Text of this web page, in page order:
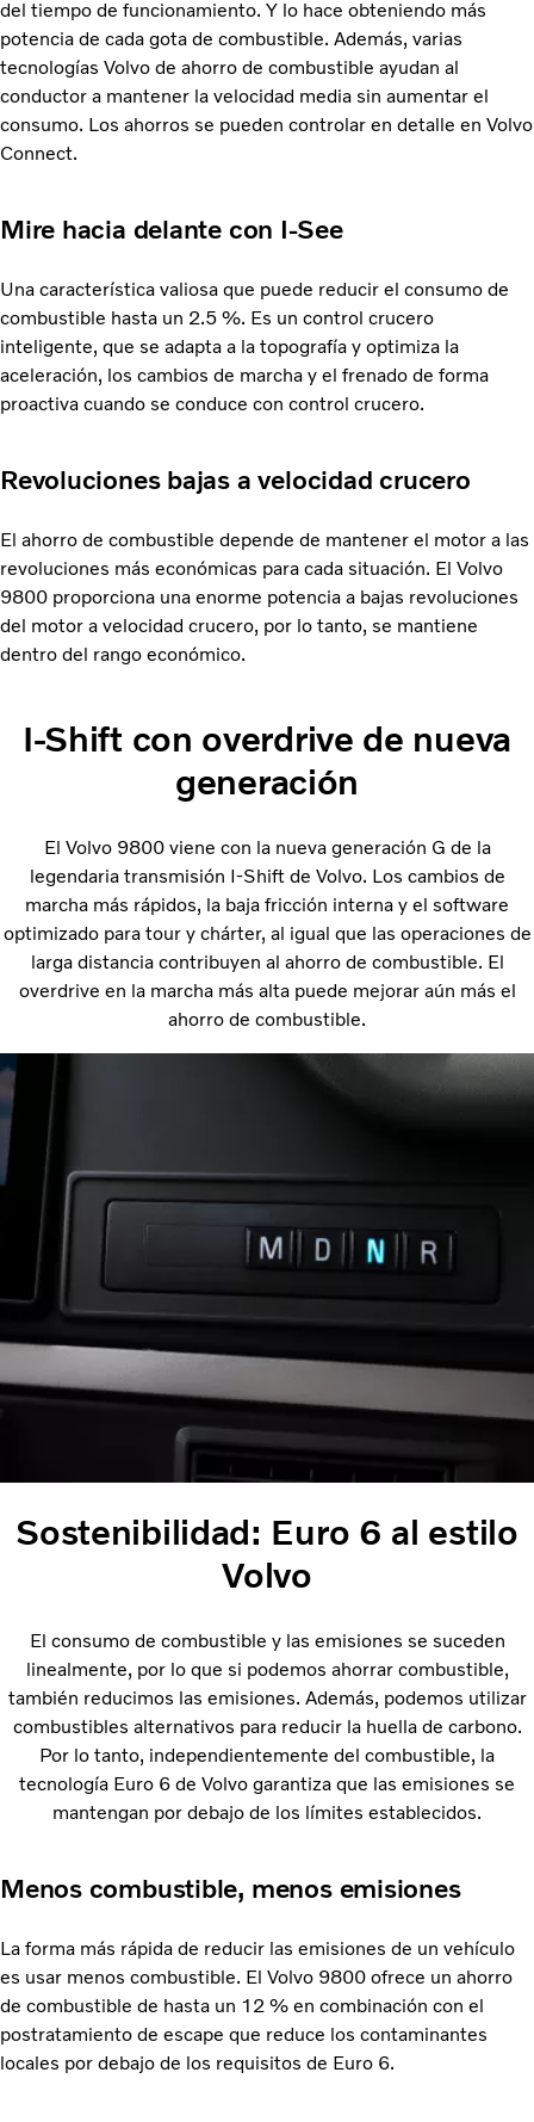
del tiempo de funcionamiento. Y lo hace obteniendo más
potencia de cada gota de combustible. Además, varias
tecnologías Volvo de ahorro de combustible ayudan al
conductor a mantener la velocidad media sin aumentar el
consumo. Los ahorros se pueden controlar en detalle en Volvo
Connect.
Mire hacia delante con I-See
Una característica valiosa que puede reducir el consumo de
combustible hasta un 2.5 %. Es un control crucero
inteligente, que se adapta a la topografía y optimiza la
aceleración, los cambios de marcha y el frenado de forma
proactiva cuando se conduce con control crucero.
Revoluciones bajas a velocidad crucero
El ahorro de combustible depende de mantener el motor a las
revoluciones más económicas para cada situación. El Volvo
9800 proporciona una enorme potencia a bajas revoluciones
del motor a velocidad crucero, por lo tanto, se mantiene
dentro del rango económico.
I-Shift con overdrive de nueva
generación
El Volvo 9800 viene con la nueva generación G de la
legendaria transmisión I-Shift de Volvo. Los cambios de
marcha más rápidos, la baja fricción interna y el software
optimizado para tour y chárter, al igual que las operaciones de
larga distancia contribuyen al ahorro de combustible. El
overdrive en la marcha más alta puede mejorar aún más el
ahorro de combustible.
Sostenibilidad: Euro 6 al estilo
Volvo
El consumo de combustible y las emisiones se suceden
linealmente, por lo que si podemos ahorrar combustible,
también reducimos las emisiones. Además, podemos utilizar
combustibles alternativos para reducir la huella de carbono.
Por lo tanto, independientemente del combustible, la
tecnología Euro 6 de Volvo garantiza que las emisiones se
mantengan por debajo de los límites establecidos.
Menos combustible, menos emisiones
La forma más rápida de reducir las emisiones de un vehículo
es usar menos combustible. El Volvo 9800 ofrece un ahorro
de combustible de hasta un 12 % en combinación con el
postratamiento de escape que reduce los contaminantes
locales por debajo de los requisitos de Euro 6.